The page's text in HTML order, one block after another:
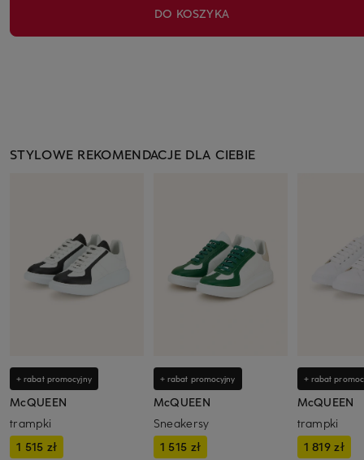
DO KOSZYKA
STYLOWE REKOMENDACJE DLA CIEBIE
+ rabat promocyjny
McQUEEN
trampki
1 515 zł
+ rabat promocyjny
McQUEEN
Sneakersy
1 515 zł
+ rabat
McQUEEN
trampki
1 819 zł